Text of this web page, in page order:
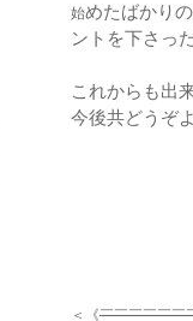
始めたばかり
ントを下さっ
これからも出
今後共どうぞ
＜《￣￣￣￣￣￣